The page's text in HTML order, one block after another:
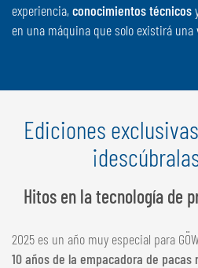
experiencia,conocimientos técnicos
en una máquina que solo existirá una
Ediciones
Hitos en la tecnología de
2025 es un año muy especial para
10 años de la empacadora de pacas